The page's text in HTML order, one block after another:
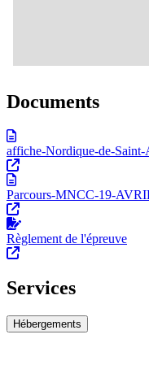
Documents
affiche-Nordique-de-
Parcours-MNCC-19-
Règlement de l'épreuve
Services
Hébergements